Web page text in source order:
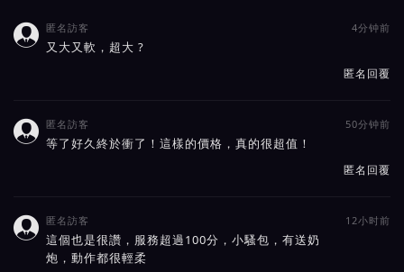
 匿名訪客 4分钟前
又大又軟，超大 ?
匿名回覆
 匿名訪客 50分钟前
等了好久終於衝了！這樣的價格，真的很超值！
匿名回覆
 匿名訪客 12小时前
這個也是很讚，服務超過100分，小騷包，有送奶
炮，動作都很輕柔